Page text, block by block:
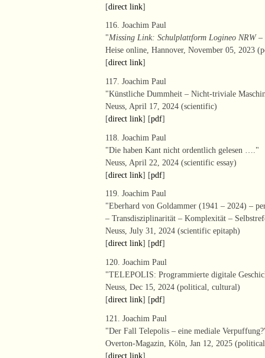
[direct link]
116. Joachim Paul
"Missing Link: Schulplattform Logineo NRW –
Heise online, Hannover, November 05, 2023
[direct link]
117. Joachim Paul
"Künstliche Dummheit – Nicht-triviale
Neuss, April 17, 2024 (scientific)
[direct link] [pdf]
118. Joachim Paul
"Die haben Kant nicht ordentlich gelesen …."
Neuss, April 22, 2024 (scientific essay)
[direct link] [pdf]
119. Joachim Paul
"Eberhard von Goldammer (1941 – 2024) –
– Transdisziplinarität – Komplexität –
Neuss, July 31, 2024 (scientific epitaph)
[direct link] [pdf]
120. Joachim Paul
"TELEPOLIS: Programmierte digitale
Neuss, Dec 15, 2024 (political, cultural)
[direct link] [pdf]
121. Joachim Paul
"Der Fall Telepolis – eine mediale
Overton-Magazin, Köln, Jan 12, 2025
[direct link]